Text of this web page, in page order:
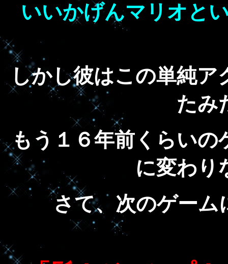
いいかげんマリオと
しかし彼はこの単純
たみ
もう１６年前くらいの
に変わり
さて、次のゲーム